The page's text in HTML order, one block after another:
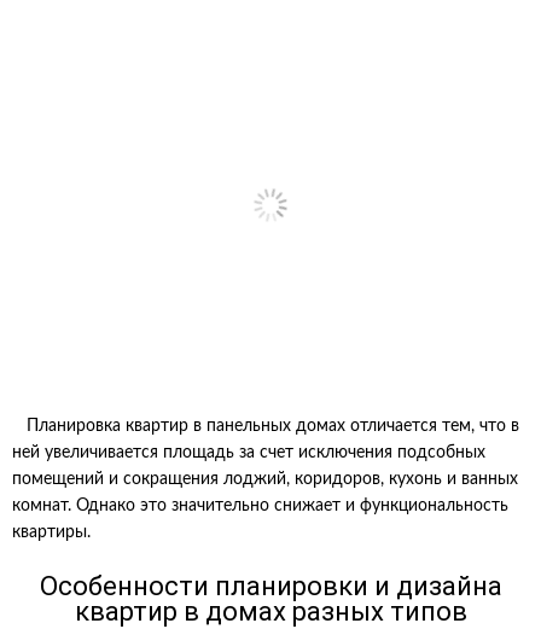
Планировка квартир в панельных домах отличается тем, что в
ней увеличивается площадь за счет исключения подсобных
помещений и сокращения лоджий, коридоров, кухонь и ванных
комнат. Однако это значительно снижает и функциональность
квартиры.
Особенности планировки и дизайна
квартир в домах разных типов